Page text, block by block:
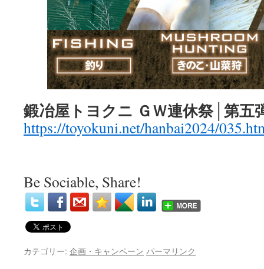
鍛冶屋トヨクニ ＧＷ連休祭│第五
https://toyokuni.net/hanbai2024/
Be Sociable, Share!
カテゴリー: 企画・キャンペーン パーマリンク